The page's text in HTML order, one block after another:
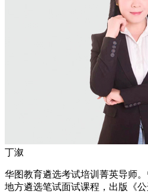
丁溆
华图教育遴选考试培训菁英导师
地方遴选笔试面试课程，出版《